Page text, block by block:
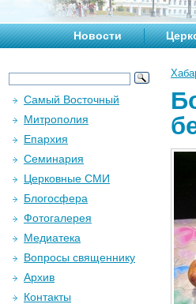
Новости
Самый Восточный
Митрополия
Епархия
Семинария
Церковные СМИ
Блогосфера
Фотогалерея
Медиатека
Вопросы священнику
Архив
Контакты